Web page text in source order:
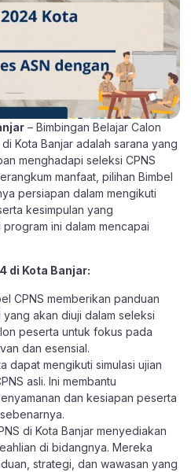
– Bimbingan Belajar Calon
Kota Banjar adalah sarana yang
menghadapi seleksi CPNS
manfaat, pilihan Bimbel
persiapan dalam mengikuti
kesimpulan yang
ini dalam mencapai
di Kota Banjar:
CPNS memberikan panduan
akan diuji dalam seleksi
peserta untuk fokus pada
dan esensial.
dapat mengikuti simulasi ujian
asli. Ini membantu
dan kesiapan peserta
di Kota Banjar menyediakan
di bidangnya. Mereka
strategi, dan wawasan yang